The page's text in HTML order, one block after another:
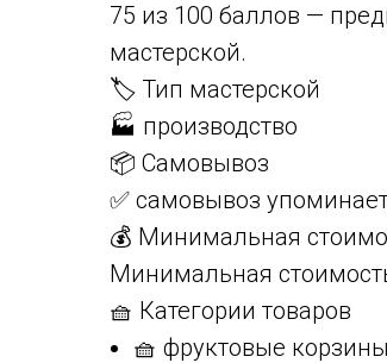
75 из 100 баллов —
мастерской.
🏷️ Тип мастерской
🏭 производство
📦 Самовывоз
✅ самовывоз
💰 Минимальная
Минимальная
🧺 Категории товаров
🧺 фруктовые корзины